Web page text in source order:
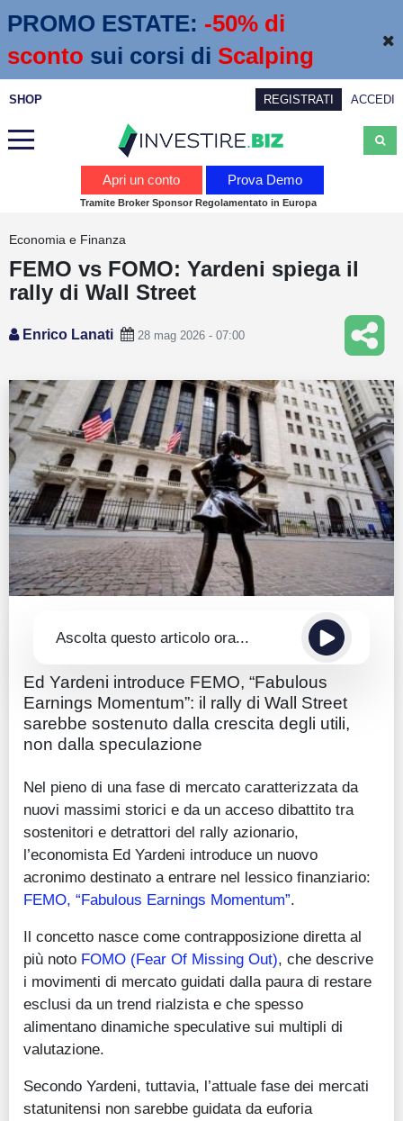
PROMO ESTATE: -50% di
sconto sui corsi di Scalping
SHOP REGISTRATI ACCEDI
Webinar
Education
Guide
Quotazioni
Conto IG
Guru Monitor
Stagionalità
Apri un conto Prova Demo
Tramite Broker Sponsor Regolamentato in Europa
Economia e Finanza
FEMO vs FOMO: Yardeni spiega il
rally di Wall Street
Enrico Lanati 28 mag 2026 - 07:00
Ascolta questo articolo ora...
Ed Yardeni introduce FEMO, “Fabulous
Earnings Momentum”: il rally di Wall Street
sarebbe sostenuto dalla crescita degli utili,
non dalla speculazione
Nel pieno di una fase di mercato caratterizzata da
nuovi massimi storici e da un acceso dibattito tra
sostenitori e detrattori del rally azionario,
l’economista Ed Yardeni introduce un nuovo
acronimo destinato a entrare nel lessico finanziario:
FEMO, “Fabulous Earnings Momentum”.
Il concetto nasce come contrapposizione diretta al
più noto FOMO (Fear Of Missing Out), che descrive
i movimenti di mercato guidati dalla paura di restare
esclusi da un trend rialzista e che spesso
alimentano dinamiche speculative sui multipli di
valutazione.
Secondo Yardeni, tuttavia, l’attuale fase dei mercati
statunitensi non sarebbe guidata da euforia